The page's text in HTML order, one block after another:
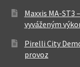
Maxxis MA-
vyváženým
Pirelli City
provoz